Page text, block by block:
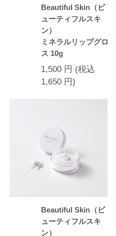
Beautiful Skin（ビ
ューティフルスキ
ン）
ミネラルリップグロ
ス 10g
1,500 円 (税込
1,650 円)
Beautiful Skin（ビ
ューティフルスキ
ン）